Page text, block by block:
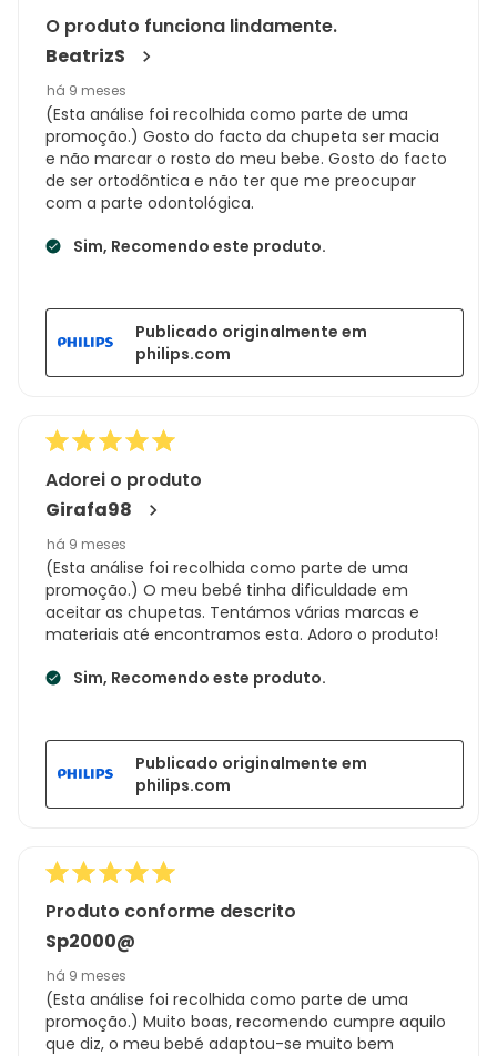
O produto funciona lindamente.
BeatrizS
há 9 meses
(Esta análise foi recolhida como parte de uma
promoção.) Gosto do facto da chupeta ser macia
e não marcar o rosto do meu bebe. Gosto do facto
de ser ortodôntica e não ter que me preocupar
com a parte odontológica.
Sim, Recomendo este produto.
Publicado originalmente em
philips.com
Adorei o produto
Girafa98
há 9 meses
(Esta análise foi recolhida como parte de uma
promoção.) O meu bebé tinha dificuldade em
aceitar as chupetas. Tentámos várias marcas e
materiais até encontramos esta. Adoro o produto!
Sim, Recomendo este produto.
Publicado originalmente em
philips.com
Produto conforme descrito
Sp2000@
há 9 meses
(Esta análise foi recolhida como parte de uma
promoção.) Muito boas, recomendo cumpre aquilo
que diz, o meu bebé adaptou-se muito bem